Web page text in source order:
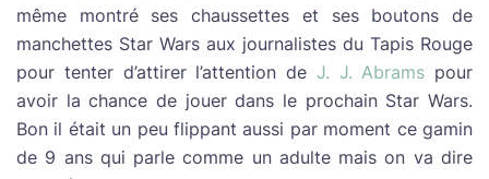
même montré ses chaussettes et ses boutons de
manchettes Star Wars aux journalistes du Tapis Rouge
pour tenter d’attirer l’attention de J. J. Abrams pour
avoir la chance de jouer dans le prochain Star Wars.
Bon il était un peu flippant aussi par moment ce gamin
de 9 ans qui parle comme un adulte mais on va dire